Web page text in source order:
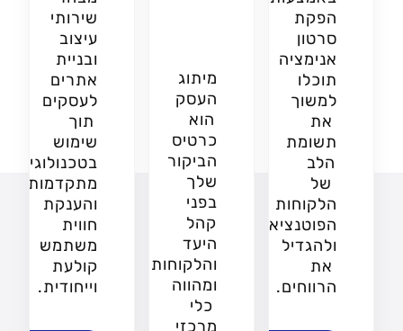
הפקת
סרטון
אנימציה
תוכלו
למשוך
את
תשומת
הלב
של
הלקוחות
הפוטנציאליים
ולהגדיל
את
הרווחים.
מיתוג
העסק
הוא
כרטיס
הביקור
שלך
בפני
קהל
היעד
והלקוחות
ומהווה
כלי
מרכזי
שירותי
עיצוב
ובניית
אתרים
לעסקים
תוך
שימוש
בטכנולוגיות
מתקדמות
והענקת
חווית
משתמש
קולעת
וייחודית.